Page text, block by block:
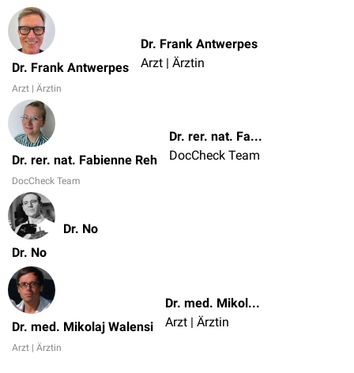
Dr. Frank Antwerpes
Arzt | Ärztin
Dr. Frank Antwerpes
Arzt | Ärztin
Dr. rer. nat. Fabienne Reh
DocCheck Team
Dr. rer. nat. Fabienne Reh
DocCheck Team
Dr. No
Dr. No
Dr. med. Mikolaj Walensi
Arzt | Ärztin
Dr. med. Mikolaj Walensi
Arzt | Ärztin